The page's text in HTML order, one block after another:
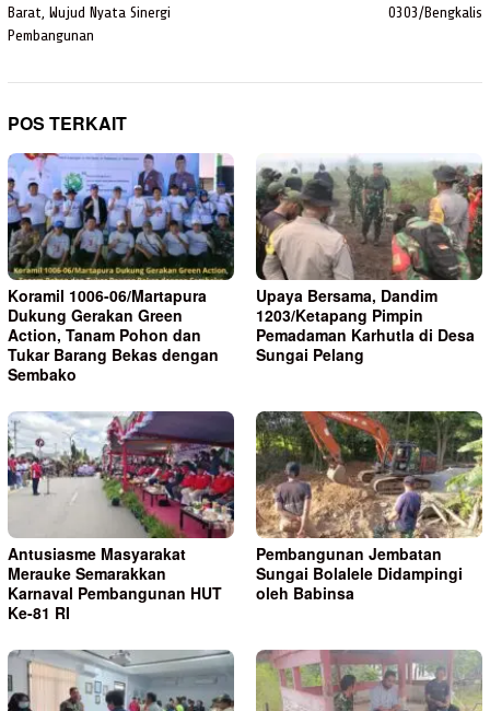
Barat, Wujud Nyata Sinergi
Pembangunan
0303/Bengkalis
POS TERKAIT
Koramil 1006-06/Martapura
Dukung Gerakan Green
Action, Tanam Pohon dan
Tukar Barang Bekas dengan
Sembako
Upaya Bersama, Dandim
1203/Ketapang Pimpin
Pemadaman Karhutla di Desa
Sungai Pelang
Antusiasme Masyarakat
Merauke Semarakkan
Karnaval Pembangunan HUT
Ke-81 RI
Pembangunan Jembatan
Sungai Bolalele Didampingi
oleh Babinsa